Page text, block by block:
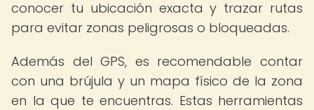
conocer tu ubicación exacta y trazar rutas
para evitar zonas peligrosas o bloqueadas.
Además del GPS, es recomendable contar
con una brújula y un mapa físico de la zona
en la que te encuentras. Estas herramientas